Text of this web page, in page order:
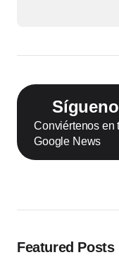
Conviértenos en
Google News
Featured Posts